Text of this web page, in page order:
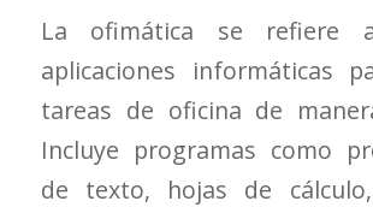
La ofimática se refiere
aplicaciones informáticas
tareas de oficina de
Incluye programas como
de texto, hojas de